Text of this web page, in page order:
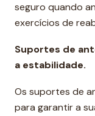
seguro quando
exercícios de
Suportes de
a estabilidade.
Os suportes de
para garantir a